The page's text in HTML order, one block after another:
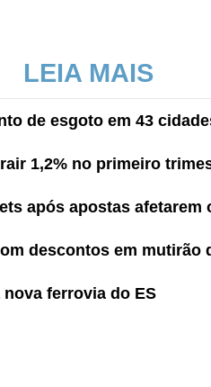
LEIA MAIS
de esgoto em 43
1,2% no primeiro
após apostas afetarem
descontos em mutirão
ferrovia do ES